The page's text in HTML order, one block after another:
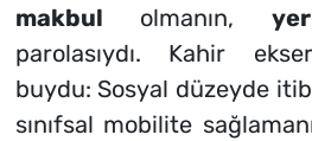
makbul olmanın,
parolasıydı. Kahir
buydu: Sosyal düzeyde
sınıfsal mobilite